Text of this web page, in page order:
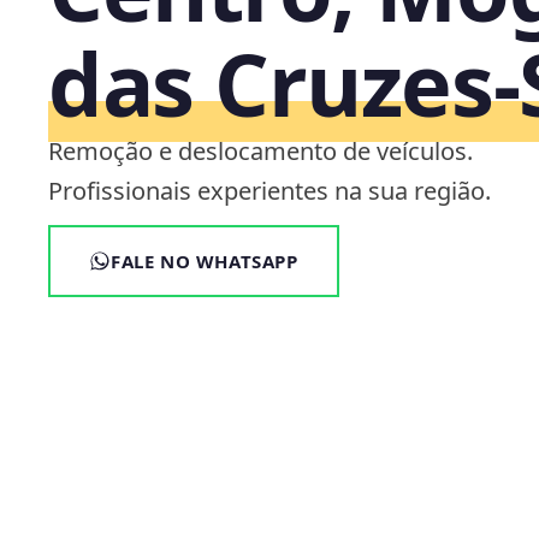
das
Remoção e deslocamento de veículos.
Profissionais experientes na sua região.
FALE NO WHATSAPP